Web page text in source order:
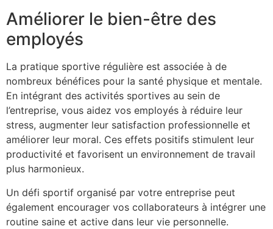
Améliorer le bien-être des
employés
La pratique sportive régulière est associée à de
nombreux bénéfices pour la santé physique et mentale.
En intégrant des activités sportives au sein de
l’entreprise, vous aidez vos employés à réduire leur
stress, augmenter leur satisfaction professionnelle et
améliorer leur moral. Ces effets positifs stimulent leur
productivité et favorisent un environnement de travail
plus harmonieux.
Un défi sportif organisé par votre entreprise peut
également encourager vos collaborateurs à intégrer une
routine saine et active dans leur vie personnelle.